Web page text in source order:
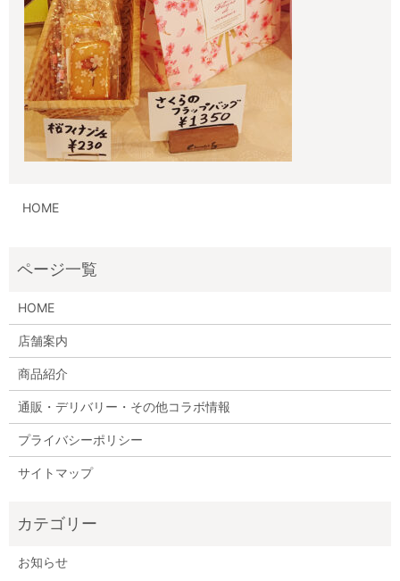
HOME
HOME
店舗案内
商品紹介
通販・デリバリー・その他コラボ情報
プライバシーポリシー
サイトマップ
お知らせ